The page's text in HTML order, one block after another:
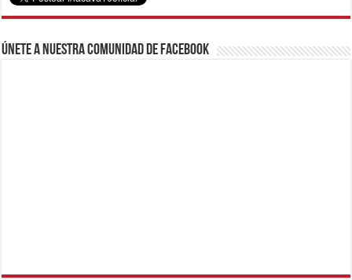
Únete a nuestra comunidad de Facebook